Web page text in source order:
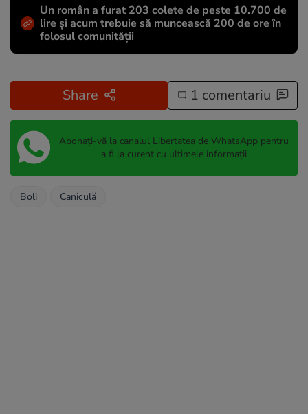
Un român a furat 203 colete de peste 10.700 de
lire și acum trebuie să muncească 200 de ore în
folosul comunității
Share 1 comentariu
Abonați-vă la canalul Libertatea de WhatsApp pentru
a fi la curent cu ultimele informații
Boli Caniculă